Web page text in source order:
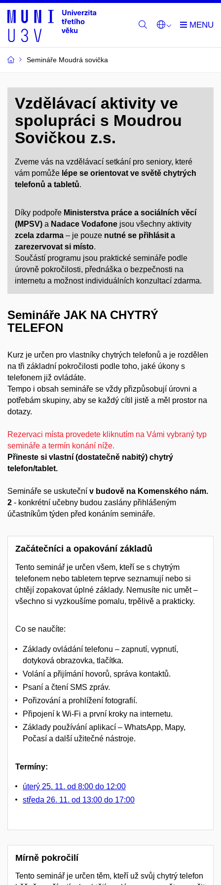
Semináře Moudrá sovička
Vzdělávací aktivity ve
spolupráci s Moudrou
Sovičkou z.s.
Zveme vás na vzdělávací setkání pro seniory, které
vám pomůže lépe se orientovat ve světě chytrých
telefonů a tabletů.
Díky podpoře Ministerstva práce a sociálních věcí
(MPSV) a Nadace Vodafone jsou všechny aktivity
zcela zdarma – je pouze nutné se přihlásit a
zarezervovat si místo.
Součástí programu jsou praktické semináře podle
úrovně pokročilosti, přednáška o bezpečnosti na
internetu a možnost individuálních konzultací zdarma.
Semináře JAK NA CHYTRÝ
TELEFON
Kurz je určen pro vlastníky chytrých telefonů a je rozdělen
na tři základní pokročilosti podle toho, jaké úkony s
telefonem již ovládáte.
Tempo i obsah semináře se vždy přizpůsobují úrovni a
potřebám skupiny, aby se každý cítil jistě a měl prostor na
dotazy.
Rezervaci místa provedete kliknutím na Vámi vybraný typ
semináře a termín konání níže.
Přineste si vlastní (dostatečně nabitý) chytrý
telefon/tablet.
Semináře se uskuteční v budově na Komenského nám.
2 - konkrétní učebny budou zaslány přihlášeným
účastníkům týden před konáním semináře.
Začátečníci a opakování základů
Tento seminář je určen všem, kteří se s chytrým
telefonem nebo tabletem teprve seznamují nebo si
chtějí zopakovat úplné základy. Nemusíte nic umět –
všechno si vyzkoušíme pomalu, trpělivě a prakticky.
Co se naučíte:
Základy ovládání telefonu – zapnutí, vypnutí,
dotyková obrazovka, tlačítka.
Volání a přijímání hovorů, správa kontaktů.
Psaní a čtení SMS zpráv.
Pořizování a prohlížení fotografií.
Připojení k Wi-Fi a první kroky na internetu.
Základy používání aplikací – WhatsApp, Mapy,
Počasí a další užitečné nástroje.
Termíny:
úterý 25. 11. od 8:00 do 12:00
středa 26. 11. od 13:00 do 17:00
Mírně pokročilí
Tento seminář je určen těm, kteří už svůj chytrý telefon